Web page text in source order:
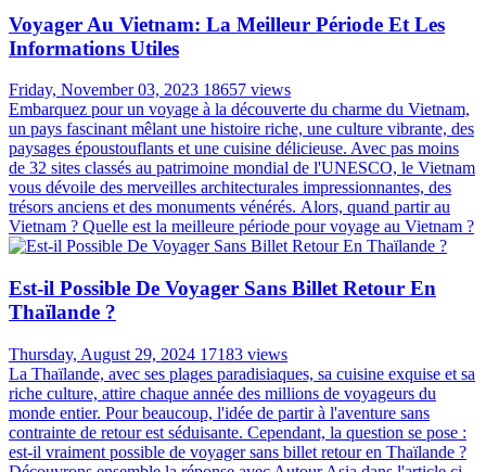
Voyager Au Vietnam: La Meilleur Période Et Les
Informations Utiles
Friday, November 03, 2023 18657 views
Embarquez pour un voyage à la découverte du charme du Vietnam,
un pays fascinant mêlant une histoire riche, une culture vibrante, des
paysages époustouflants et une cuisine délicieuse. Avec pas moins
de 32 sites classés au patrimoine mondial de l'UNESCO, le Vietnam
vous dévoile des merveilles architecturales impressionnantes, des
trésors anciens et des monuments vénérés. Alors, quand partir au
Vietnam ? Quelle est la meilleure période pour voyage au Vietnam ?
Est-il Possible De Voyager Sans Billet Retour En
Thaïlande ?
Thursday, August 29, 2024 17183 views
La Thaïlande, avec ses plages paradisiaques, sa cuisine exquise et sa
riche culture, attire chaque année des millions de voyageurs du
monde entier. Pour beaucoup, l'idée de partir à l'aventure sans
contrainte de retour est séduisante. Cependant, la question se pose :
est-il vraiment possible de voyager sans billet retour en Thaïlande ?